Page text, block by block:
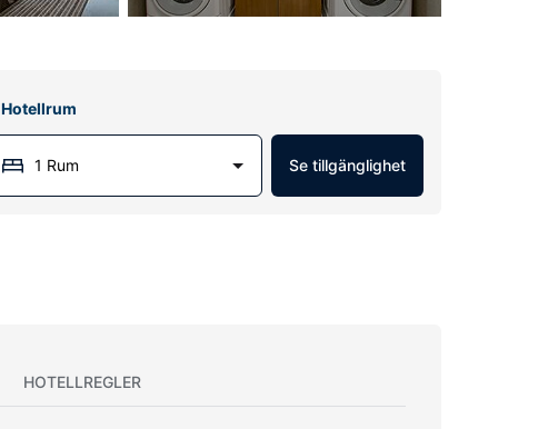
Hotellrum
1 Rum Se tillgänglighet
HOTELLREGLER